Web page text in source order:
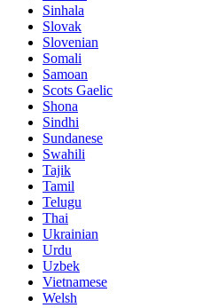
Sinhala
Slovak
Slovenian
Somali
Samoan
Scots Gaelic
Shona
Sindhi
Sundanese
Swahili
Tajik
Tamil
Telugu
Thai
Ukrainian
Urdu
Uzbek
Vietnamese
Welsh